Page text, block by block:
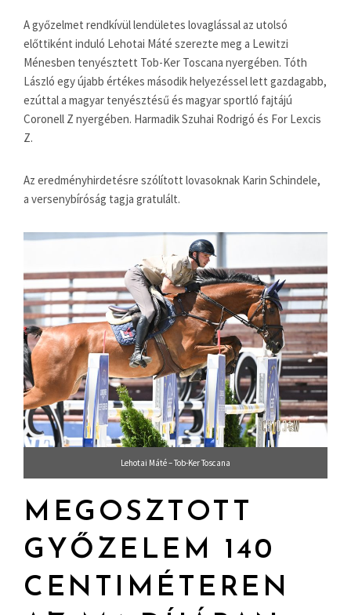
A győzelmet rendkívül lendületes lovaglással az utolsó
előttiként induló Lehotai Máté szerezte meg a Lewitzi
Ménesben tenyésztett Tob-Ker Toscana nyergében. Tóth
László egy újabb értékes második helyezéssel lett gazdagabb,
ezúttal a magyar tenyésztésű és magyar sportló fajtájú
Coronell Z nyergében. Harmadik Szuhai Rodrigó és For Lexcis
Z.
Az eredményhirdetésre szólított lovasoknak Karin Schindele,
a versenybíróság tagja gratulált.
Lehotai Máté – Tob-Ker Toscana
MEGOSZTOTT
GYŐZELEM 140
CENTIMÉTEREN